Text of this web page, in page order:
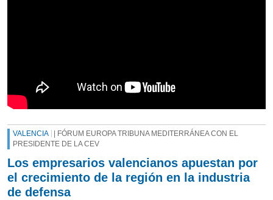
VALENCIA
| FÓRUM EUROPA TRIBUNA MEDITERRÁNEA CON EL
PRESIDENTE DE LA CEV
Los empresarios valencianos apuestan por
el crecimiento de la región en la industria
de defensa